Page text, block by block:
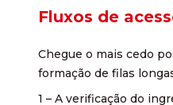
Fluxos de
Chegue o mais cedo
formação de filas
1 – A verificação do